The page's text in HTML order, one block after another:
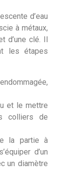
d’eau
à métaux,
clé. Il
les étapes
et le mettre
colliers de
la partie à
d’un
un diamètre